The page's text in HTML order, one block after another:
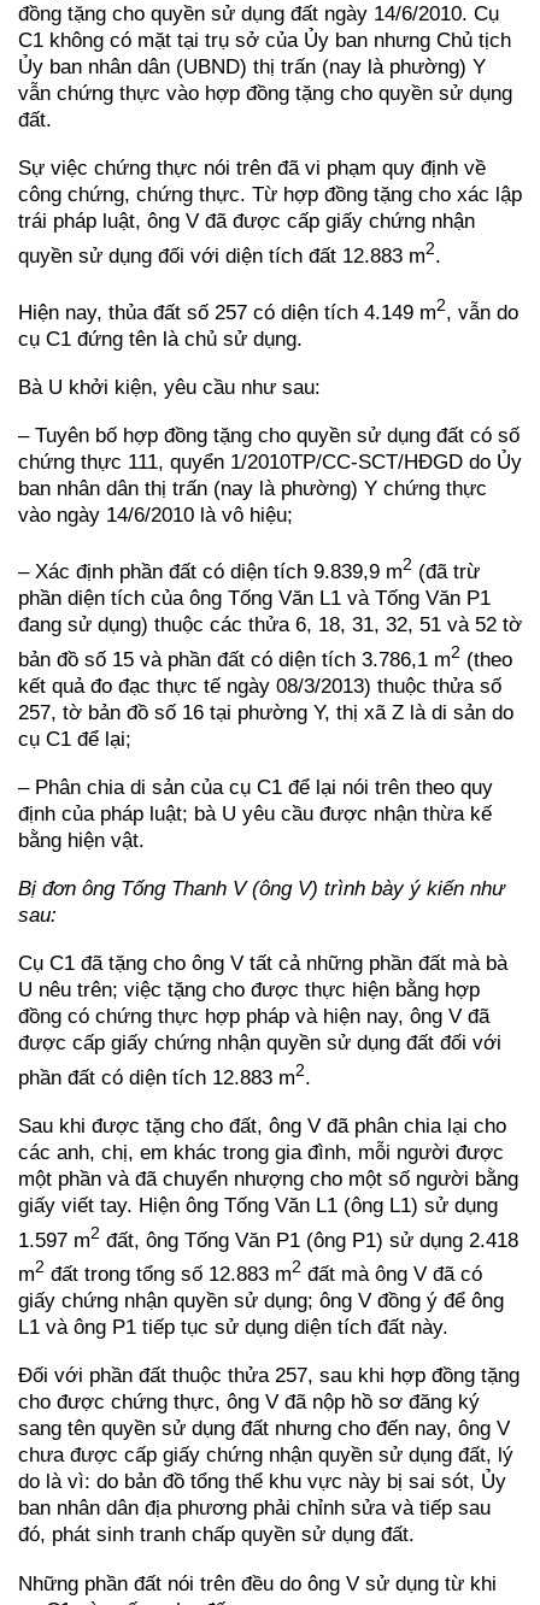
đồng tặng cho quyền sử dụng đất ngày 14/6/2010. Cụ
C1 không có mặt tại trụ sở của Ủy ban nhưng Chủ tịch
Ủy ban nhân dân (UBND) thị trấn (nay là phường) Y
vẫn chứng thực vào hợp đồng tặng cho quyền sử dụng
đất.
Sự việc chứng thực nói trên đã vi phạm quy định về
công chứng, chứng thực. Từ hợp đồng tặng cho xác lập
trái pháp luật, ông V đã được cấp giấy chứng nhận
quyền sử dụng đối với diện tích đất 12.883 m2.
Hiện nay, thủa đất số 257 có diện tích 4.149 m2, vẫn do
cụ C1 đứng tên là chủ sử dụng.
Bà U khởi kiện, yêu cầu như sau:
– Tuyên bố hợp đồng tặng cho quyền sử dụng đất có số
chứng thực 111, quyển 1/2010TP/CC-SCT/HĐGD do Ủy
ban nhân dân thị trấn (nay là phường) Y chứng thực
vào ngày 14/6/2010 là vô hiệu;
– Xác định phần đất có diện tích 9.839,9 m2 (đã trừ
phần diện tích của ông Tống Văn L1 và Tống Văn P1
đang sử dụng) thuộc các thửa 6, 18, 31, 32, 51 và 52 tờ
bản đồ số 15 và phần đất có diện tích 3.786,1 m2 (theo
kết quả đo đạc thực tế ngày 08/3/2013) thuộc thửa số
257, tờ bản đồ số 16 tại phường Y, thị xã Z là di sản do
cụ C1 để lại;
– Phân chia di sản của cụ C1 để lại nói trên theo quy
định của pháp luật; bà U yêu cầu được nhận thừa kế
bằng hiện vật.
Bị đơn ông Tống Thanh V (ông V) trình bày ý kiến như
sau:
Cụ C1 đã tặng cho ông V tất cả những phần đất mà bà
U nêu trên; việc tặng cho được thực hiện bằng hợp
đồng có chứng thực hợp pháp và hiện nay, ông V đã
được cấp giấy chứng nhận quyền sử dụng đất đối với
phần đất có diện tích 12.883 m2.
Sau khi được tặng cho đất, ông V đã phân chia lại cho
các anh, chị, em khác trong gia đình, mỗi người được
một phần và đã chuyển nhượng cho một số người bằng
giấy viết tay. Hiện ông Tống Văn L1 (ông L1) sử dụng
1.597 m2 đất, ông Tống Văn P1 (ông P1) sử dụng 2.418
m2 đất trong tổng số 12.883 m2 đất mà ông V đã có
giấy chứng nhận quyền sử dụng; ông V đồng ý để ông
L1 và ông P1 tiếp tục sử dụng diện tích đất này.
Đối với phần đất thuộc thửa 257, sau khi hợp đồng tặng
cho được chứng thực, ông V đã nộp hồ sơ đăng ký
sang tên quyền sử dụng đất nhưng cho đến nay, ông V
chưa được cấp giấy chứng nhận quyền sử dụng đất, lý
do là vì: do bản đồ tổng thể khu vực này bị sai sót, Ủy
ban nhân dân địa phương phải chỉnh sửa và tiếp sau
đó, phát sinh tranh chấp quyền sử dụng đất.
Những phần đất nói trên đều do ông V sử dụng từ khi